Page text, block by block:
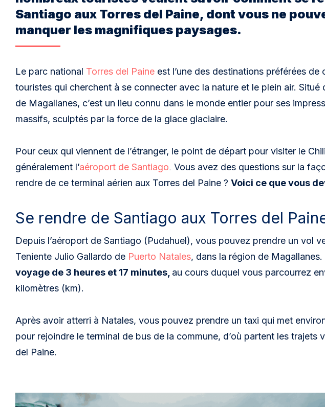
Santiago aux Torres del Paine, dont vous ne
manquer les magnifiques paysages.
Le parc national Torres del Paine est l’une des destinations préférées de
touristes qui cherchent à se connecter avec la nature et le plein air. Situé
de Magallanes, c’est un lieu connu dans le monde entier pour ses
massifs, sculptés par la force de la glace glaciaire.
Pour ceux qui viennent de l’étranger, le point de départ pour visiter le
généralement l’aéroport de Santiago. Vous avez des questions sur la
rendre de ce terminal aérien aux Torres del Paine ? Voici ce que vous
Se rendre de Santiago aux Torres del
Depuis l’aéroport de Santiago (Pudahuel), vous pouvez prendre un vol
Teniente Julio Gallardo de Puerto Natales, dans la région de Magallanes.
voyage de 3 heures et 17 minutes, au cours duquel vous parcourrez
kilomètres (km).
Après avoir atterri à Natales, vous pouvez prendre un taxi qui met
pour rejoindre le terminal de bus de la commune, d’où partent les trajets
del Paine.